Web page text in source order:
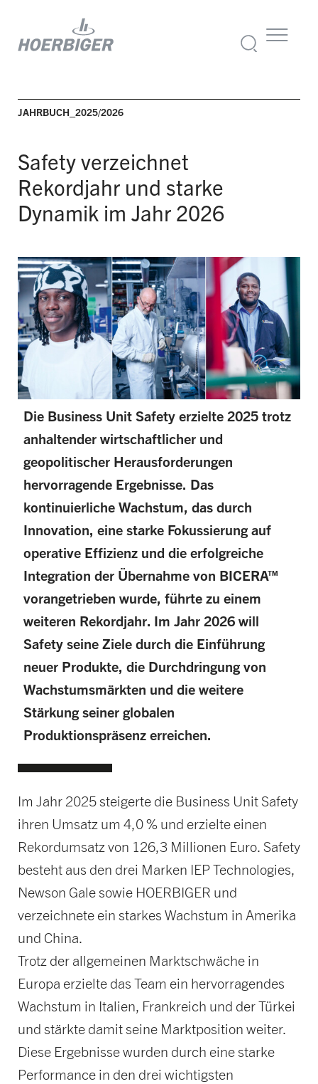
JAHRBUCH_2025/2026
Safety verzeichnet
Rekordjahr und starke
Dynamik im Jahr 2026
Die Business Unit Safety erzielte 2025 trotz
anhaltender wirtschaftlicher und
geopolitischer Herausforderungen
hervorragende Ergebnisse. Das
kontinuierliche Wachstum, das durch
Innovation, eine starke Fokussierung auf
operative Effizienz und die erfolgreiche
Integration der Übernahme von BICERA™
vorangetrieben wurde, führte zu einem
weiteren Rekordjahr. Im Jahr 2026 will
Safety seine Ziele durch die Einführung
neuer Produkte, die Durchdringung von
Wachstumsmärkten und die weitere
Stärkung seiner globalen
Produktionspräsenz erreichen.
Im Jahr 2025 steigerte die Business Unit Safety
ihren Umsatz um 4,0 % und erzielte einen
Rekordumsatz von 126,3 Millionen Euro. Safety
besteht aus den drei Marken IEP Technologies,
Newson Gale sowie HOERBIGER und
verzeichnete ein starkes Wachstum in Amerika
und China.
Trotz der allgemeinen Marktschwäche in
Europa erzielte das Team ein hervorragendes
Wachstum in Italien, Frankreich und der Türkei
und stärkte damit seine Marktposition weiter.
Diese Ergebnisse wurden durch eine starke
Performance in den drei wichtigsten